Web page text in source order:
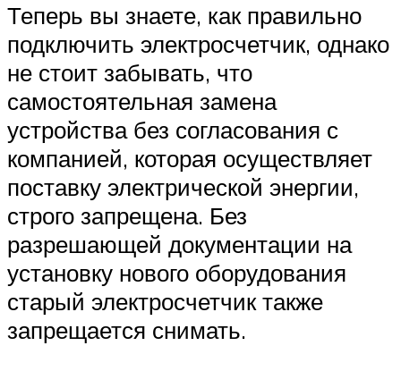
Теперь вы знаете, как правильно
подключить электросчетчик, однако
не стоит забывать, что
самостоятельная замена
устройства без согласования с
компанией, которая осуществляет
поставку электрической энергии,
строго запрещена. Без
разрешающей документации на
установку нового оборудования
старый электросчетчик также
запрещается снимать.